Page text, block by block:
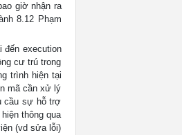
giờ nhận ra
8.12 Phạm
đến execution
cư trú trong
trình hiện tại
mã cần xử lý
cầu sự hỗ trợ
thông qua
(vd sửa lỗi)